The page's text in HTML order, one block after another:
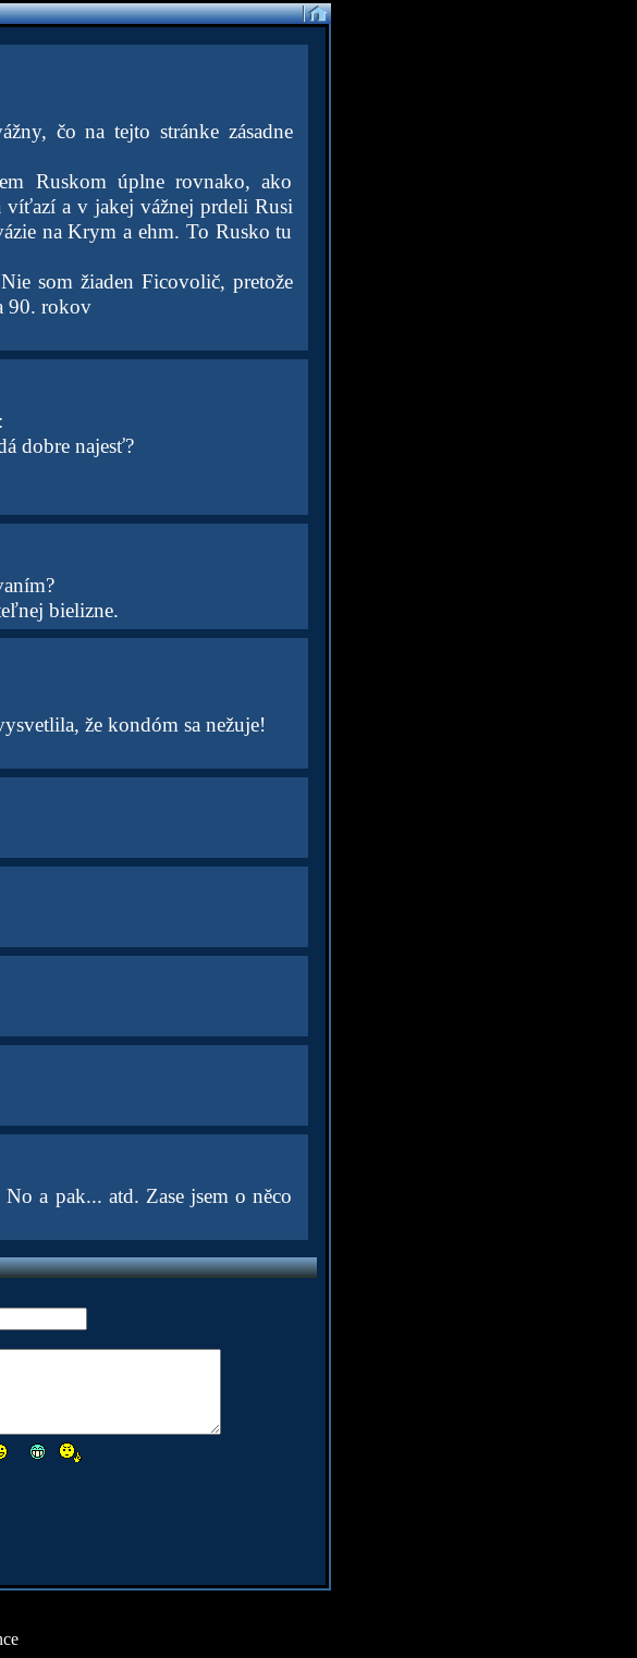
čo na tejto stránke zásadne
Ruskom úplne rovnako, ako
a v jakej vážnej prdeli Rusi
na Krym a ehm. To Rusko tu
som žiaden Ficovolič, pretože
90. rokov
dobre najesť?
bielizne.
že kondóm sa nežuje!
a pak... atd. Zase jsem o něco